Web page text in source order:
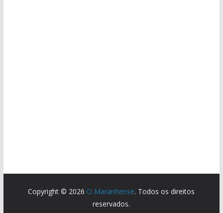
Copyright © 2026 O Maranhense. Todos os direitos
reservados.